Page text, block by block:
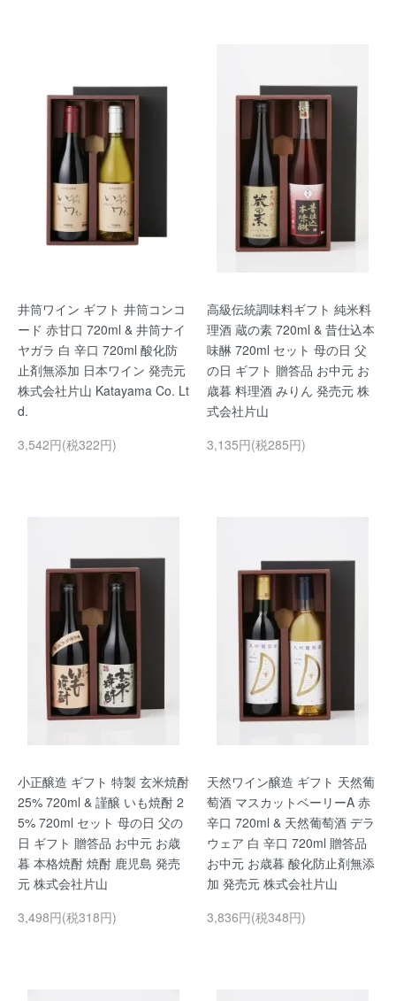
井筒ワイン ギフト 井筒コンコ
ード 赤甘口 720ml & 井筒ナイ
ヤガラ 白 辛口 720ml 酸化防
止剤無添加 日本ワイン 発売元
株式会社片山 Katayama Co. Lt
d.
3,542円(税322円)
高級伝統調味料ギフト 純米料
理酒 蔵の素 720ml & 昔仕込本
味醂 720ml セット 母の日 父
の日 ギフト 贈答品 お中元 お
歳暮 料理酒 みりん 発売元 株
式会社片山
3,135円(税285円)
小正醸造 ギフト 特製 玄米焼酎
25% 720ml & 謹醸 いも焼酎 2
5% 720ml セット 母の日 父の
日 ギフト 贈答品 お中元 お歳
暮 本格焼酎 焼酎 鹿児島 発売
元 株式会社片山
3,498円(税318円)
天然ワイン醸造 ギフト 天然葡
萄酒 マスカットベーリーA 赤
辛口 720ml & 天然葡萄酒 デラ
ウェア 白 辛口 720ml 贈答品
お中元 お歳暮 酸化防止剤無添
加 発売元 株式会社片山
3,836円(税348円)